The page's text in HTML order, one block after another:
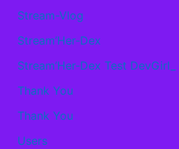
Stream-Vlog
Stream’Her-Dex
Stream’Her-Dex Test DevGirl_
Thank You
Thank You
Users